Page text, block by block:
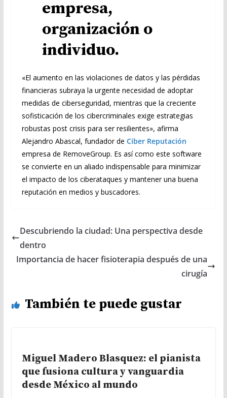
empresa,
organización o
individuo.
«El aumento en las violaciones de datos y las pérdidas
financieras subraya la urgente necesidad de adoptar
medidas de ciberseguridad, mientras que la creciente
sofisticación de los cibercriminales exige estrategias
robustas post crisis para ser resilientes», afirma
Alejandro Abascal, fundador de Ciber Reputación
empresa de RemoveGroup. Es así como este software
se convierte en un aliado indispensable para minimizar
el impacto de los ciberataques y mantener una buena
reputación en medios y buscadores.
Descubriendo la ciudad: Una perspectiva desde
dentro
Importancia de hacer fisioterapia después de una
cirugía
También te puede gustar
Miguel Madero Blasquez: el pianista
que fusiona cultura y vanguardia
desde México al mundo